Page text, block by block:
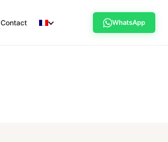
Contact WhatsApp